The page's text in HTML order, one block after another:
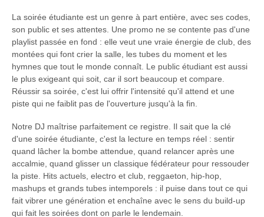
La soirée étudiante est un genre à part entière, avec ses codes,
son public et ses attentes. Une promo ne se contente pas d'une
playlist passée en fond : elle veut une vraie énergie de club, des
montées qui font crier la salle, les tubes du moment et les
hymnes que tout le monde connaît. Le public étudiant est aussi
le plus exigeant qui soit, car il sort beaucoup et compare.
Réussir sa soirée, c'est lui offrir l'intensité qu'il attend et une
piste qui ne faiblit pas de l'ouverture jusqu'à la fin.
Notre DJ maîtrise parfaitement ce registre. Il sait que la clé
d'une soirée étudiante, c'est la lecture en temps réel : sentir
quand lâcher la bombe attendue, quand relancer après une
accalmie, quand glisser un classique fédérateur pour ressouder
la piste. Hits actuels, electro et club, reggaeton, hip-hop,
mashups et grands tubes intemporels : il puise dans tout ce qui
fait vibrer une génération et enchaîne avec le sens du build-up
qui fait les soirées dont on parle le lendemain.